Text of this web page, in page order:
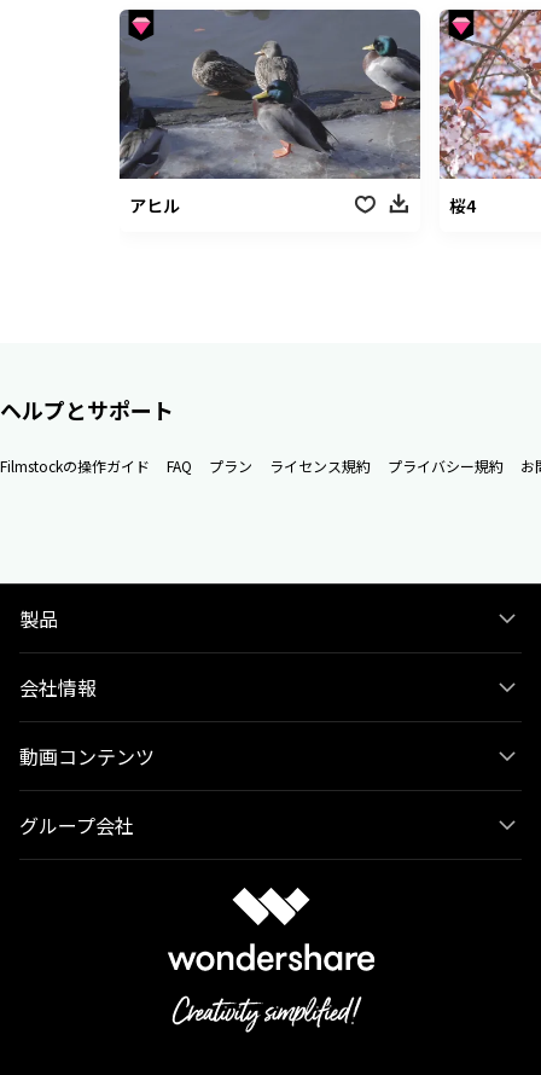
アヒル 桜4
ヘルプとサポート
Filmstockの操作ガイド FAQ プラン ライセンス規約 プライバシー規約 お
製品
会社情報
動画コンテンツ
グループ会社